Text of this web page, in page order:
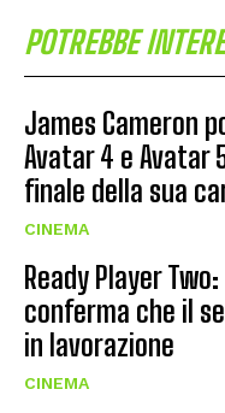
POTREBBE
James Cameron
Avatar 4 e Avatar
finale della sua
CINEMA
Ready Player
conferma che il
in lavorazione
CINEMA